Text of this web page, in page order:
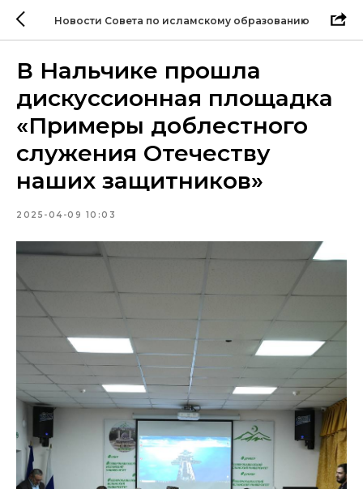
Новости Совета по исламскому образованию
В Нальчике прошла
дискуссионная площадка
«Примеры доблестного
служения Отечеству
наших защитников»
2025-04-09 10:03